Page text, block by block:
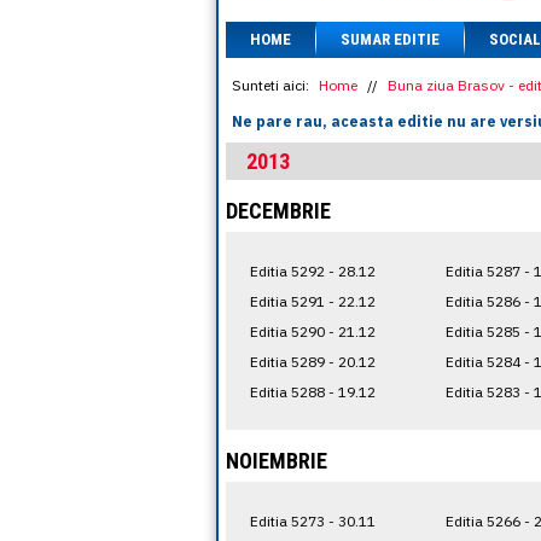
HOME SUMAR EDITIE SOCIAL
Sunteti aici: Home // Buna ziua Brasov -
Ne pare rau, aceasta editie nu are
2013
DECEMBRIE
Editia 5292 - 28.12
Editia 5291 - 22.12
Editia 5290 - 21.12
Editia 5289 - 20.12
Editia 5288 - 19.12
Editia 5287 -
Editia 5286 -
Editia 5285 -
Editia 5284 -
Editia 5283 -
NOIEMBRIE
Editia 5273 - 30.11
Editia 5266 -